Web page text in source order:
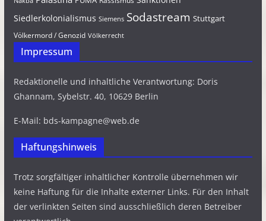
Siedlerkolonialismus Siemens Sodastream Stuttgart
Völkermord / Genozid Völkerrecht
Impressum
Redaktionelle und inhaltliche Verantwortung: Doris
Ghannam, Sybelstr. 40, 10629 Berlin
E-Mail: bds-kampagne@web.de
Haftungshinweis
Trotz sorgfältiger inhaltlicher Kontrolle übernehmen wir
keine Haftung für die Inhalte externer Links. Für den Inhalt
der verlinkten Seiten sind ausschließlich deren Betreiber